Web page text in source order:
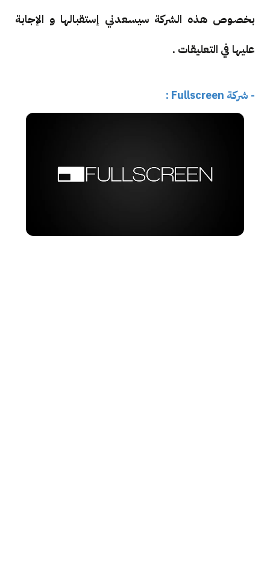
بخصوص هذه الشركة سيسعدني إستقبالها و الإجابة
عليها في التعليقات .
- شركة Fullscreen :